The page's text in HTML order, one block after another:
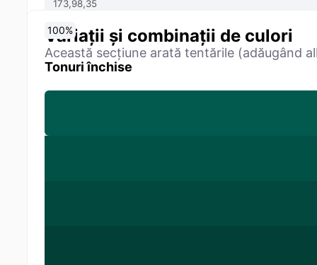
Variații și combinații de culori
Această secțiune arată tentările (adăugând
Tonuri închise
0%
10%
20%
30%
40%
50%
60%
70%
80%
90%
100%